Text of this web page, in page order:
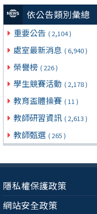
依公告類別彙總
重要公告 ( 2,104 )
處室最新消息 ( 6,940 )
榮譽榜 ( 226 )
學生競賽活動 ( 2,178 )
教育盃體操賽 ( 11 )
教師研習資訊 ( 2,613 )
教師甄選 ( 265 )
隱私權保護政策
網站安全政策